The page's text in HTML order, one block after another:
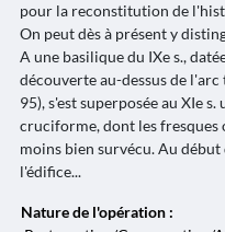
pour la reconstitution de
On peut dès à présent y
A une basilique du IXe s.,
découverte au-dessus de
95), s'est superposée au XIe s.
cruciforme, dont les fresques
moins bien survécu. Au début
l'édifice...
Nature de l'opération :